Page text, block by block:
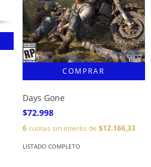
Days Gone
$72.998
6cuotas sin interés de $12.166,33
LISTADO COMPLETO